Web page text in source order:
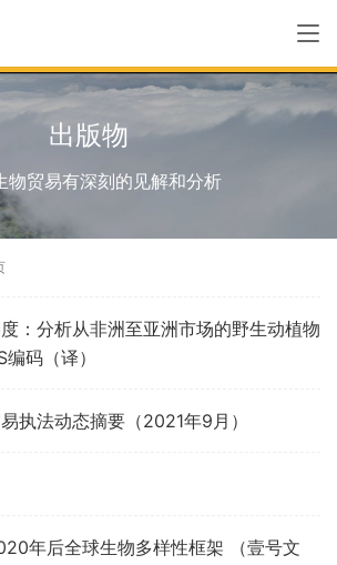
出版物
物贸易有深刻的见解和分析
：分析从非洲至亚洲市场的野生动植物
码（译）
执法动态摘要（2021年9月）
年后全球生物多样性框架 （壹号文